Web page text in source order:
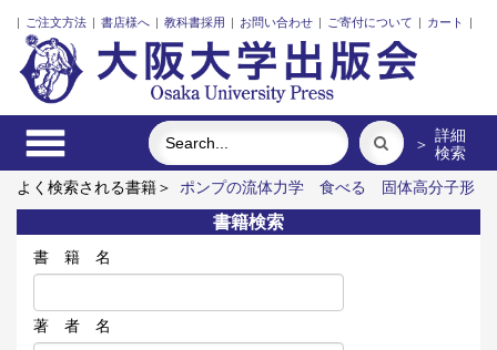
| ご注文方法 | 書店様へ | 教科書採用 | お問い合わせ | ご寄付について | カート |
＞ 詳細
検索
よく検索される書籍＞
ポンプの流体力学 食べる
固体高分子形
燃料電池要素材料・水素貯蔵材料の知的設計
アラビア語
レー
ザーとプラズマと粒子ビーム
大阪大学外国語学部 世界の言語
シリーズ17 アラビア語 別冊
書籍検索
書 籍 名
著 者 名